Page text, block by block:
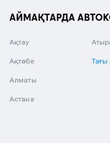
АЙМАҚТАРДА
Ақтау
Ақтөбе
Алматы
Астана
Тағы